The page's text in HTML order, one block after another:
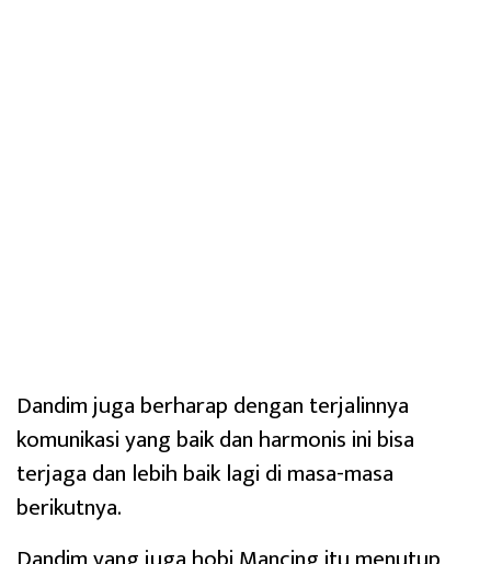
Dandim juga berharap dengan terjalinnya
komunikasi yang baik dan harmonis ini bisa
terjaga dan lebih baik lagi di masa-masa
berikutnya.